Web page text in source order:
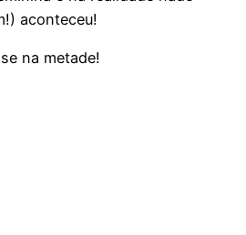
aconteceu!
na metade!